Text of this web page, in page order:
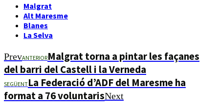
Malgrat
Alt Maresme
Blanes
La Selva
PrevANTERIORMalgrat torna a pintar les façanes
del barri del Castell i la Verneda
SEGÜENTLa Federació d’ADF del Maresme ha
format a 76 voluntarisNext